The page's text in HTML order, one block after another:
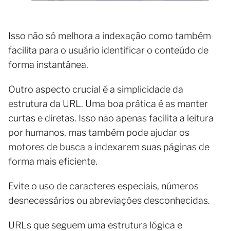
Isso não só melhora a indexação como também
facilita para o usuário identificar o conteúdo de
forma instantânea.
Outro aspecto crucial é a simplicidade da
estrutura da URL. Uma boa prática é as manter
curtas e diretas. Isso não apenas facilita a leitura
por humanos, mas também pode ajudar os
motores de busca a indexarem suas páginas de
forma mais eficiente.
Evite o uso de caracteres especiais, números
desnecessários ou abreviações desconhecidas.
URLs que seguem uma estrutura lógica e